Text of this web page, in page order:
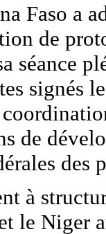
Faso a
de
séance
signés
de
des
à
le Niger